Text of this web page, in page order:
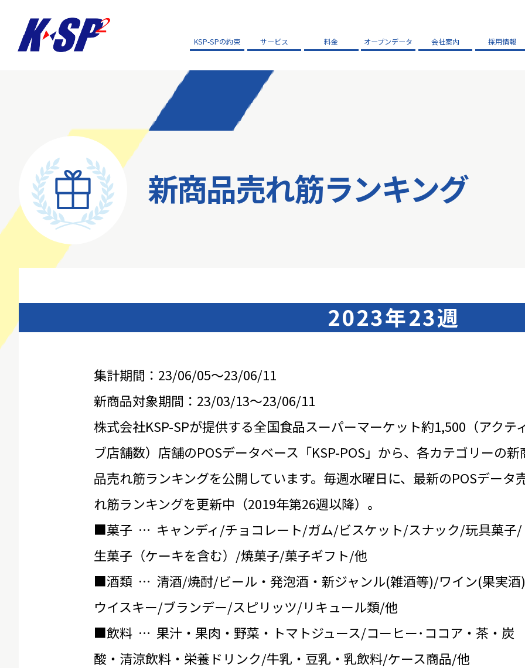
KSP-SPの約束 サービス 料金 オープンデータ 会社案内 採用情報
新商品売れ筋ランキング
2023年23週
集計期間：23/06/05～23/06/11
新商品対象期間：23/03/13～23/06/11
株式会社KSP-SPが提供する全国食品スーパーマーケット約1,500（アクテ
ブ店舗数）店舗のPOSデータベース「KSP-POS」から、各カテゴリーの新
品売れ筋ランキングを公開しています。毎週水曜日に、最新のPOSデータ
れ筋ランキングを更新中（2019年第26週以降）。
■菓子 … キャンディ/チョコレート/ガム/ビスケット/スナック/玩具菓子/
生菓子（ケーキを含む）/焼菓子/菓子ギフト/他
■酒類 … 清酒/焼酎/ビール・発泡酒・新ジャンル(雑酒等)/ワイン(果実
ウイスキー/ブランデー/スピリッツ/リキュール類/他
■飲料 … 果汁・果肉・野菜・トマトジュース/コーヒー･ココア・茶・炭
酸・清涼飲料・栄養ドリンク/牛乳・豆乳・乳飲料/ケース商品/他